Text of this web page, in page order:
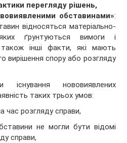
перегляду рішень,
обставинами»:
відносяться матеріально-
ґрунтуються вимоги і
інші факти, які мають
вирішення спору або розгляду
існування нововиявлених
таких трьох умов:
час розгляду справи,
не могли бути відомі
справи,